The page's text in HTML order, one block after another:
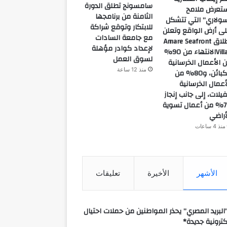
ملامح
التي تتشكل
أرض الواقع وتعلن
إطلاق Amare Seafront
Villasالانتهاء من 90%
الأعمال الخرسانية
للكبائن، و80% من
الخرسانية
إلى جانب إنجاز
70% من أعمال تسوية
منذ 4 ساعات
سامسونج تطلق الدورة
الثامنة من برنامجها
للابتكار وتوقع شراكة
مع جامعة السادات
لإعداد كوادر مؤهلة
لسوق العمل
منذ 12 ساعة
الأشهر الأخيرة تعليقات
المصري” يحذر المواطنين من حملات احتيال
جديدة*